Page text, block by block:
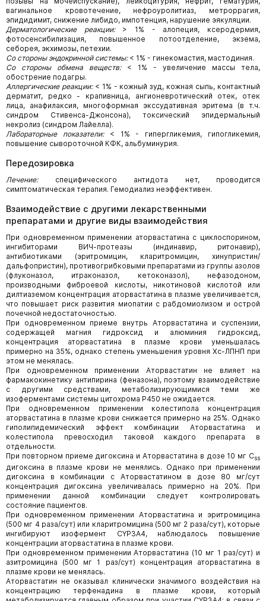
вагинальное кровотечение, нефроуролитиаз, метроррагия,
эпидидимит, снижение либидо, импотенция, нарушение эякуляции.
Дерматологические реакции: > 1% - алопеция, ксеродермия,
фотосенсибилизация, повышенное потоотделение, экзема,
себорея, экхимозы, петехии.
Со стороны эндокринной системы:< 1% - гинекомастия, мастодиния.
Со стороны обмена веществ:< 1% - увеличение массы тела,
обострение подагры.
Аллергические реакции: < 1% - кожный зуд, кожная сыпь, контактный
дерматит, редко - крапивница, ангионевротический отек, отек
лица, анафилаксия, многоформная экссудативная эритема (в т.ч.
синдром Стивенса-Джонсона), токсический эпидермальный
некролиз (синдром Лайелла).
Лабораторные показатели: < 1% - гипергликемия, гипогликемия,
повышение сывороточной КФК, альбуминурия.
Передозировка
Лечение:специфического антидота нет, проводится
симптоматическая терапия. Гемодиализ неэффективен.
Взаимодействие с другими лекарственными
препаратами и другие виды взаимодействия
При одновременном применении аторвастатина с циклоспорином,
ингибиторами ВИЧ-протеазы (индинавир, ритонавир),
антибиотиками (эритромицин, кларитромицин, хинупристин/
дальфопристин), противогрибковыми препаратами из группы азолов
(флуконазол, итраконазол, кетоконазол), нефазодоном,
производными фиброевой кислоты, никотиновой кислотой или
дилтиаземом концентрация аторвастатина в плазме увеличивается,
что повышает риск развития миопатии с рабдомиолизом и острой
почечной недостаточностью.
При одновременном приеме внутрь Аторвастатина и суспензии,
содержащей магния гидроксид и алюминия гидроксид,
концентрация аторвастатина в плазме крови уменьшалась
примерно на 35%, однако степень уменьшения уровня Хс-ЛПНП при
этом не менялась.
При одновременном применении Аторвастатин не влияет на
фармакокинетику антипирина (феназона), поэтому взаимодействие
с другими средствами, метаболизирующимися теми же
изоферментами системы цитохрома Р450 не ожидается.
При одновременном применении колестипола концентрация
аторвастатина в плазме крови снижается примерно на 25%. Однако
гиполипидемический эффект комбинации Аторвастатина и
колестипола превосходил таковой каждого препарата в
отдельности.
При повторном приеме дигоксина и Аторвастатина в дозе 10 мг Css
дигоксина в плазме крови не менялись. Однако при применении
дигоксина в комбинации с Аторвастатином в дозе 80 мг/сут
концентрация дигоксина увеличивалась примерно на 20%. При
применении данной комбинации следует контролировать
состояние пациентов.
При одновременном применении Аторвастатина и эритромицина
(500 мг 4 раза/сут) или кларитромицина (500 мг 2 раза/сут), которые
ингибируют изофермент CYP3А4, наблюдалось повышение
концентрации аторвастатина в плазме крови.
При одновременном применении Аторвастатина (10 мг 1 раз/сут) и
азитромицина (500 мг 1 раз/сут) концентрация аторвастатина в
плазме крови не менялась.
Аторвастатин не оказывал клинически значимого воздействия на
концентрацию терфенадина в плазме крови, который